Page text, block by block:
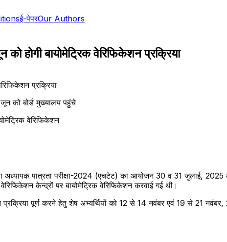
ई-पेपरOur Authors
होगी बायोमेट्रिक वेरिफिकेशन प्रक्रिया
को बोर्ड मुख्यालय पहुंचे
वेरिफिकेशन
अध्यापक पात्रता परीक्षा-2024 (एचटेट) का आयोजन 30 व 31 जुलाई, 2025
वेरिफिकेशन केन्द्रों पर बायोमेट्रिक वेरिफिकेशन करवाई गई थी।
प्रक्रिया पूर्ण करने हेतु शेष अभ्यर्थियों को 12 से 14 नवंबर एवं 19 से 21